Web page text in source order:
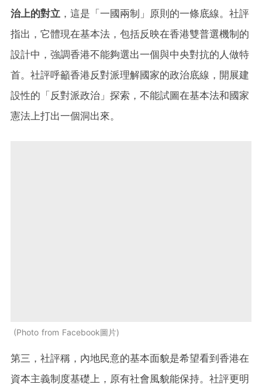
治上的對立 ，這是「一國兩制」原則的一條底線。社評
指出，它體現在基本法，包括反映在香港雙普選機制的
設計中，強調香港不能夠選出一個與中央對抗的人做特
首。社評呼籲香港反對派理解國家的政治底線，開展建
設性的「反對派政治」探索，不能試圖在基本法和國家
憲法上打出一個洞出來。
Photo from Facebook圖片
第三，社評稱，內地民意的基本面貌是希望看到香港在
資本主義制度基礎上，原有社會風貌能保持。社評更明